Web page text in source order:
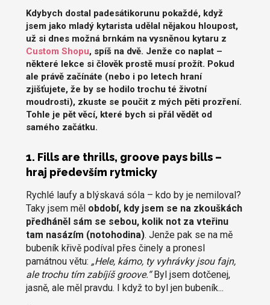
Kdybych dostal padesátikorunu pokaždé, když
jsem jako mladý kytarista udělal nějakou hloupost,
už si dnes možná brnkám na vysněnou kytaru z
Custom Shopu, spíš na dvě. Jenže co naplat –
některé lekce si člověk prostě musí prožít. Pokud
ale právě začínáte (nebo i po letech hraní
zjišťujete, že by se hodilo trochu té životní
moudrosti), zkuste se poučit z mých pěti prozření.
Tohle je pět věcí, které bych si přál vědět od
samého začátku.
1. Fills are thrills, groove pays bills –
hraj především rytmicky
Rychlé laufy a blýskavá sóla – kdo by je nemiloval?
Taky jsem měl období, kdy jsem se na zkouškách
předháněl sám se sebou, kolik not za vteřinu
tam nasázím (notohodina). Jenže pak se na mě
bubeník křivě podíval přes činely a pronesl
památnou větu: „Hele, kámo, ty vyhrávky jsou fajn,
ale trochu tím zabíjíš groove.“Byl jsem dotčenej,
jasně, ale měl pravdu. I když to byl jen bubeník...